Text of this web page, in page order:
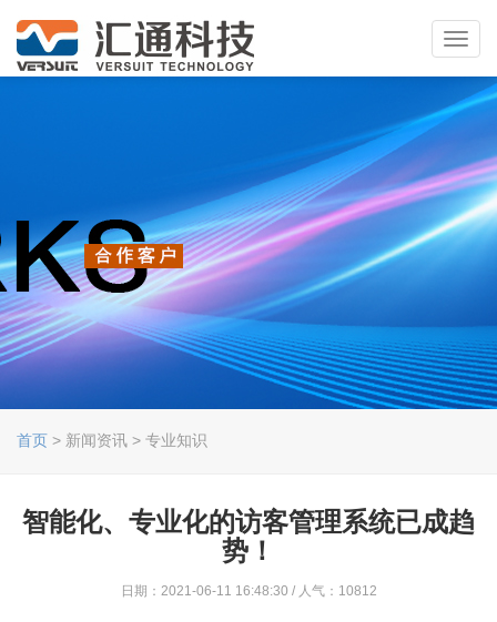
首页 > 新闻资讯 > 专业知识
智能化、专业化的访客管理系统已成趋
势！
日期：2021-06-11 16:48:30 / 人气：10812